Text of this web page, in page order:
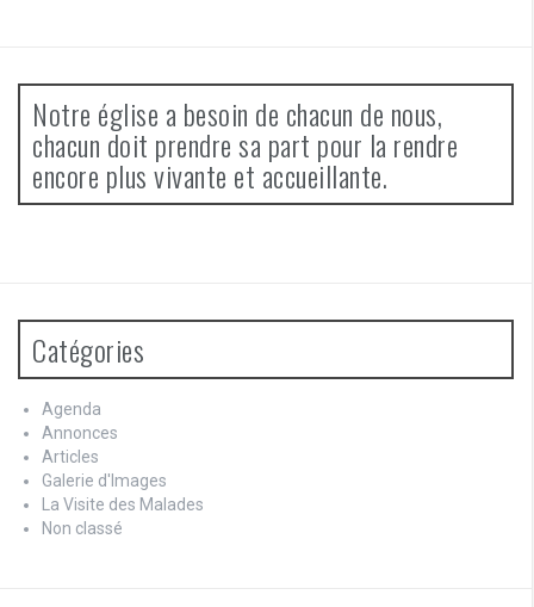
Notre église a besoin de chacun de nous,
chacun doit prendre sa part pour la rendre
encore plus vivante et accueillante.
Catégories
Agenda
Annonces
Articles
Galerie d'Images
La Visite des Malades
Non classé